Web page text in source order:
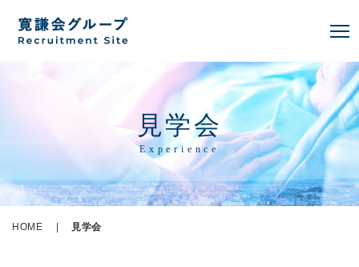
見学会
Experience
HOME 見学会